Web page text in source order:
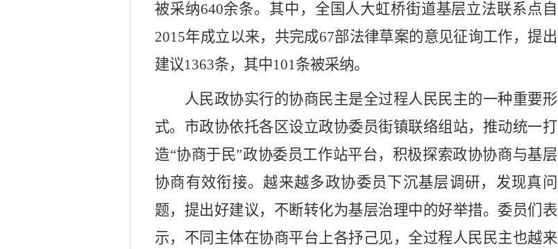
被采纳640余条。其中，全国人大虹桥街道基层立法联系点自
2015年成立以来，共完成67部法律草案的意见征询工作，提出
建议1363条，其中101条被采纳。
人民政协实行的协商民主是全过程人民民主的一种重要形
式。市政协依托各区设立政协委员街镇联络组站，推动统一打
造“协商于民”政协委员工作站平台，积极探索政协协商与基层
协商有效衔接。越来越多政协委员下沉基层调研，发现真问
题，提出好建议，不断转化为基层治理中的好举措。委员们表
示，不同主体在协商平台上各抒己见，全过程人民民主也越来